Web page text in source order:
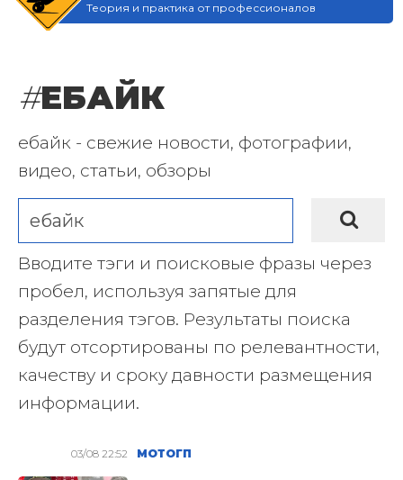
Теория и практика от профессионалов
#ЕБАЙК
ебайк - свежие новости, фотографии,
видео, статьи, обзоры
Вводите тэги и поисковые фразы через
пробел, используя запятые для
разделения тэгов. Результаты поиска
будут отсортированы по релевантности,
качеству и сроку давности размещения
информации.
03/08 22:52 МОТОГП